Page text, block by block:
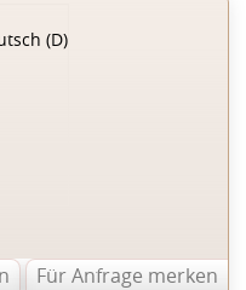
(D)
Für Anfrage merken